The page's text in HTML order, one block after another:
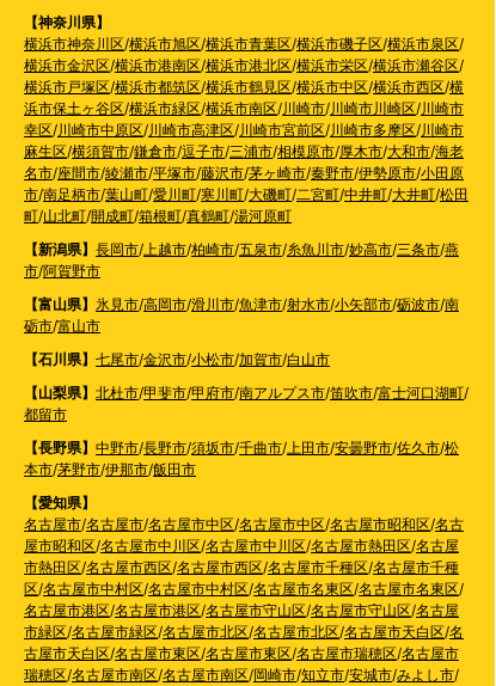
【神奈川県】
横浜市神奈川区/横浜市旭区/横浜市青葉区/横浜市磯子区/横浜市泉区/
横浜市金沢区/横浜市港南区/横浜市港北区/横浜市栄区/横浜市瀬谷区/
横浜市戸塚区/横浜市都筑区/横浜市鶴見区/横浜市中区/横浜市西区/横
浜市保土ヶ谷区/横浜市緑区/横浜市南区/川崎市/川崎市川崎区/川崎市
幸区/川崎市中原区/川崎市高津区/川崎市宮前区/川崎市多摩区/川崎市
麻生区/横須賀市/鎌倉市/逗子市/三浦市/相模原市/厚木市/大和市/海老
名市/座間市/綾瀬市/平塚市/藤沢市/茅ヶ崎市/秦野市/伊勢原市/小田原
市/南足柄市/葉山町/愛川町/寒川町/大磯町/二宮町/中井町/大井町/松田
町/山北町/開成町/箱根町/真鶴町/湯河原町
【新潟県】 長岡市/上越市/柏崎市/五泉市/糸魚川市/妙高市/三条市/燕
市/阿賀野市
【富山県】 氷見市/高岡市/滑川市/魚津市/射水市/小矢部市/砺波市/南
砺市/富山市
【石川県】 七尾市/金沢市/小松市/加賀市/白山市
【山梨県】 北杜市/甲斐市/甲府市/南アルプス市/笛吹市/富士河口湖町/
都留市
【長野県】 中野市/長野市/須坂市/千曲市/上田市/安曇野市/佐久市/松
本市/茅野市/伊那市/飯田市
【愛知県】
名古屋市/名古屋市/名古屋市中区/名古屋市中区/名古屋市昭和区/名古
屋市昭和区/名古屋市中川区/名古屋市中川区/名古屋市熱田区/名古屋
市熱田区/名古屋市西区/名古屋市西区/名古屋市千種区/名古屋市千種
区/名古屋市中村区/名古屋市中村区/名古屋市名東区/名古屋市名東区/
名古屋市港区/名古屋市港区/名古屋市守山区/名古屋市守山区/名古屋
市緑区/名古屋市緑区/名古屋市北区/名古屋市北区/名古屋市天白区/名
古屋市天白区/名古屋市東区/名古屋市東区/名古屋市瑞穂区/名古屋市
瑞穂区/名古屋市南区/名古屋市南区/岡崎市/知立市/安城市/みよし市/